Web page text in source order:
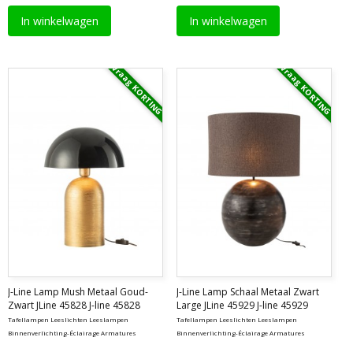
In winkelwagen In winkelwagen
Vraag KORTING
J-Line Lamp Mush Metaal Goud-
Zwart JLine 45828 J-line 45828
Tafellampen Leeslichten Leeslampen
Binnenverlichting-Éclairage Armatures
Vraag KORTING
J-Line Lamp Schaal Metaal Zwart
Large JLine 45929 J-line 45929
Tafellampen Leeslichten Leeslampen
Binnenverlichting-Éclairage Armatures